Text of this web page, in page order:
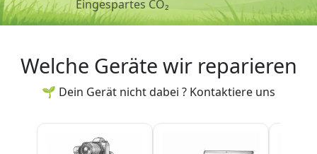
Eingespartes CO₂
Welche Geräte wir reparieren
🌱 Dein Gerät nicht dabei ? Kontaktiere uns